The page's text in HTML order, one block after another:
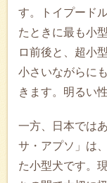
す。トイプード
たときに最も小
ロ前後と、超小
小さいながらに
きます。明るい
一方、日本では
サ・アプソ」は
た小型犬です。